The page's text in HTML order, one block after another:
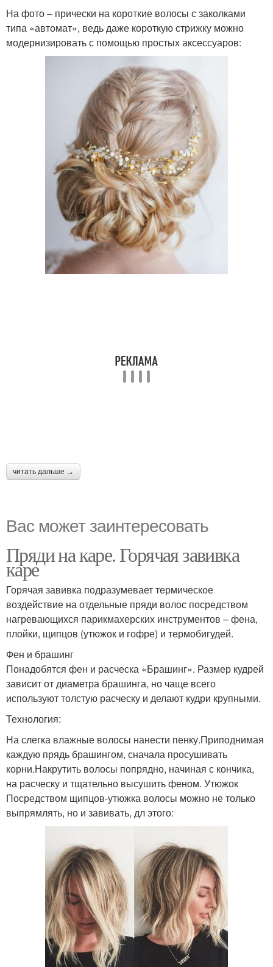
На фото – прически на короткие волосы с заколками
типа «автомат», ведь даже короткую стрижку можно
модернизировать с помощью простых аксессуаров:
читать дальше →
Вас может заинтересовать
Пряди на каре. Горячая завивка
каре
Горячая завивка подразумевает термическое
воздействие на отдельные пряди волос посредством
нагревающихся парикмахерских инструментов – фена,
плойки, щипцов (утюжок и гофре) и термобигудей.
Фен и брашинг
Понадобятся фен и расческа «Брашинг». Размер кудрей
зависит от диаметра брашинга, но чаще всего
используют толстую расческу и делают кудри крупными.
Технология:
На слегка влажные волосы нанести пенку.Приподнимая
каждую прядь брашингом, сначала просушивать
корни.Накрутить волосы попрядно, начиная с кончика,
на расческу и тщательно высушить феном. Утюжок
Посредством щипцов-утюжка волосы можно не только
выпрямлять, но и завивать, дл этого: